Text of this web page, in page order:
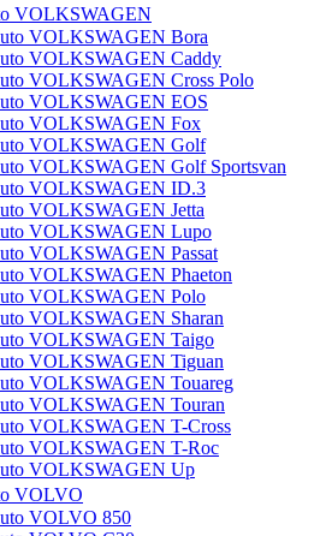
VOLKSWAGEN
VOLKSWAGEN Bora
VOLKSWAGEN Caddy
VOLKSWAGEN Cross Polo
VOLKSWAGEN EOS
VOLKSWAGEN Fox
VOLKSWAGEN Golf
VOLKSWAGEN Golf Sportsvan
VOLKSWAGEN ID.3
VOLKSWAGEN Jetta
VOLKSWAGEN Lupo
VOLKSWAGEN Passat
VOLKSWAGEN Phaeton
VOLKSWAGEN Polo
VOLKSWAGEN Sharan
VOLKSWAGEN Taigo
VOLKSWAGEN Tiguan
VOLKSWAGEN Touareg
VOLKSWAGEN Touran
VOLKSWAGEN T-Cross
VOLKSWAGEN T-Roc
VOLKSWAGEN Up
VOLVO
VOLVO 850